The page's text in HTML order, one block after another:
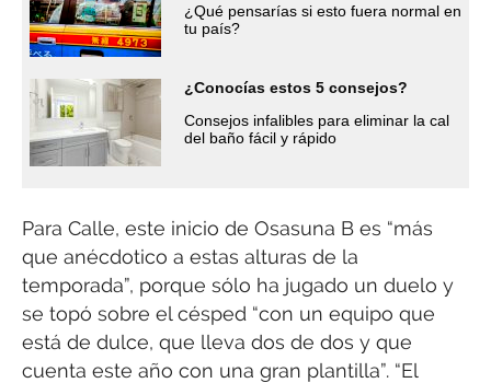
¿Qué pensarías si esto fuera normal en
tu país?
¿Conocías estos 5 consejos?
Consejos infalibles para eliminar la cal
del baño fácil y rápido
Para Calle, este inicio de Osasuna B es “más
que anécdotico a estas alturas de la
temporada”, porque sólo ha jugado un duelo y
se topó sobre el césped “con un equipo que
está de dulce, que lleva dos de dos y que
cuenta este año con una gran plantilla”. “El